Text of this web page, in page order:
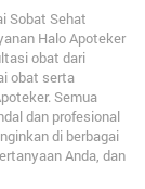
Sobat Sehat
Halo Apoteker
obat dari
obat serta
Semua
dan profesional
di berbagai
Anda, dan